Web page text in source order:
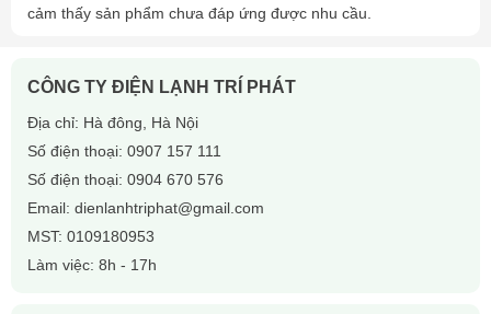
Chọn đúng loại nhớt Suniso phù hợp với máy nén và môi
Bảo quản nơi thoáng mát, tránh ánh nắng trực tiếp và độ
Không trộn lẫn với các loại dầu khác để đảm bảo hiệu suất
tốt nhất.
Kiểm tra và thay nhớt định kỳ theo khuyến nghị của nhà
sản xuất.
5. Mua Nhớt Lạnh Suniso Ở Đâu?
Công ty Điện Lạnh Trí Phát chuyên phân phối
cảm thấy sản phẩm chưa đáp ứng được nhu cầu.
CÔNG TY ĐIỆN LẠNH TRÍ PHÁT
Địa chỉ: Hà đông, Hà Nội
Số điện thoại: 0907 157 111
Số điện thoại: 0904 670 576
Email: dienlanhtriphat@gmail.com
MST: 0109180953
Làm việc: 8h - 17h